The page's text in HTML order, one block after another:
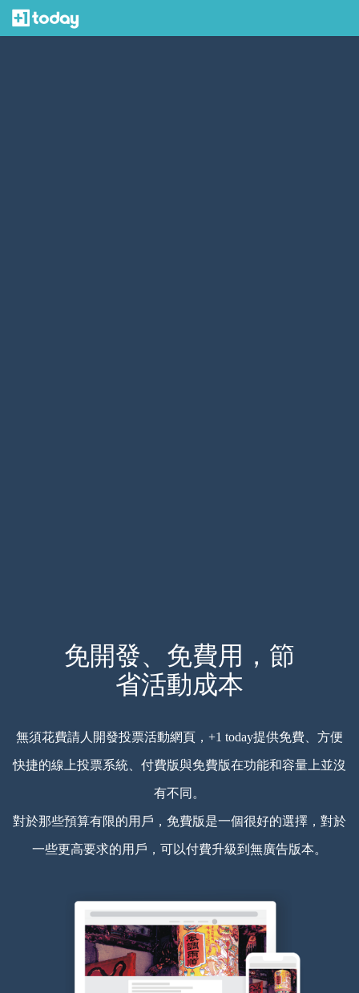
免開發、免費用，節
省活動成本
無須花費請人開發投票活動網頁，+1 today提供免費、方便
快捷的線上投票系統、付費版與免費版在功能和容量上並沒
有不同。
對於那些預算有限的用戶，免費版是一個很好的選擇，對於
一些更高要求的用戶，可以付費升級到無廣告版本。